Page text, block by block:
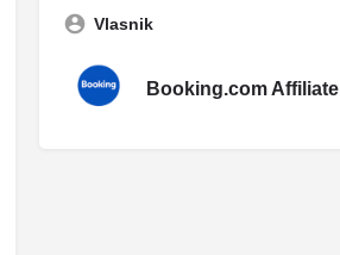
Vlasnik
Booking.com Affiliate